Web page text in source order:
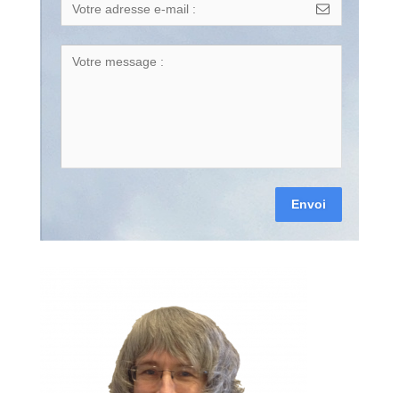
Envoi